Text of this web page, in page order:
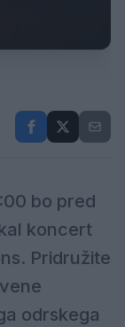
bo pred
koncert
Pridružite
odrskega